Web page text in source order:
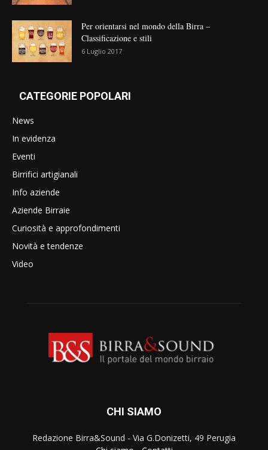
Per orientarsi nel mondo della Birra –
Classificazione e stili
6 Luglio 2017
CATEGORIE POPOLARI
News
In evidenza
Eventi
Birrifici artigianali
Info aziende
Aziende Birraie
Curiosità e approfondimenti
Novità e tendenze
Video
CHI SIAMO
Redazione Birra&Sound - Via G.Donizetti, 49 Perugia